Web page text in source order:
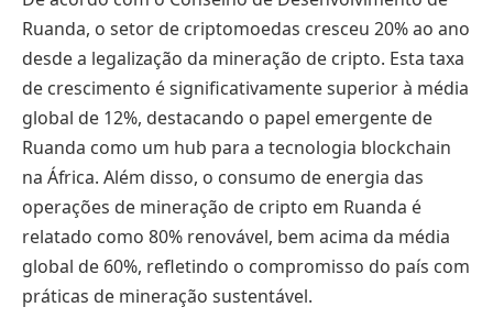
Ruanda, o setor de criptomoedas cresceu 20% ao ano
desde a legalização da mineração de cripto. Esta taxa
de crescimento é significativamente superior à média
global de 12%, destacando o papel emergente de
Ruanda como um hub para a tecnologia blockchain
na África. Além disso, o consumo de energia das
operações de mineração de cripto em Ruanda é
relatado como 80% renovável, bem acima da média
global de 60%, refletindo o compromisso do país com
práticas de mineração sustentável.